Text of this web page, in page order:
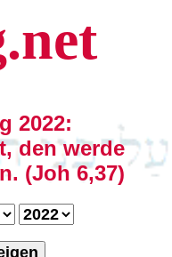
2022:
den werde
(Joh 6,37)